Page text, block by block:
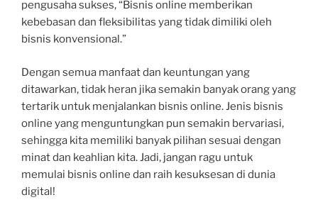
pengusaha sukses, “Bisnis online memberikan
kebebasan dan fleksibilitas yang tidak dimiliki oleh
bisnis konvensional.”
Dengan semua manfaat dan keuntungan yang
ditawarkan, tidak heran jika semakin banyak orang yang
tertarik untuk menjalankan bisnis online. Jenis bisnis
online yang menguntungkan pun semakin bervariasi,
sehingga kita memiliki banyak pilihan sesuai dengan
minat dan keahlian kita. Jadi, jangan ragu untuk
memulai bisnis online dan raih kesuksesan di dunia
digital!